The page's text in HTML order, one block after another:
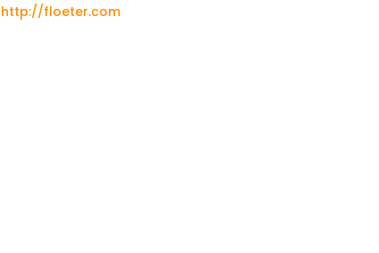
http://floeter.com